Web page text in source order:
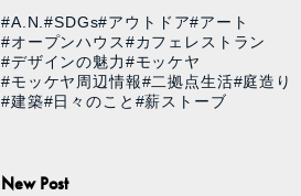
#A.N.#SDGs#アウトドア#アート
#オープンハウス#カフェレストラン
#デザインの魅力#モッケヤ
#モッケヤ周辺情報#二拠点生活#庭造り
#建築#日々のこと #薪ストーブ
New Post